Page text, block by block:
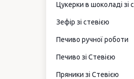
Цукерки в шоколаді зі
Зефір зі стевією
Печиво ручної роботи
Печиво зі Стевією
Пряники зі Стевією